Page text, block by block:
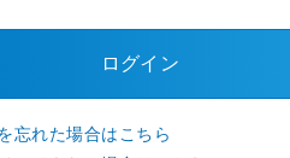
ログイン
忘れた場合はこちら